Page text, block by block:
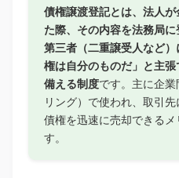
債権譲渡登記とは、 法人が
た際、その内容を法務局に
第三者（二重譲受人など
権は自分のものだ」と主
備える制度です。主に企
リング）で使われ、取引
債権を迅速に売却できるメ
す。